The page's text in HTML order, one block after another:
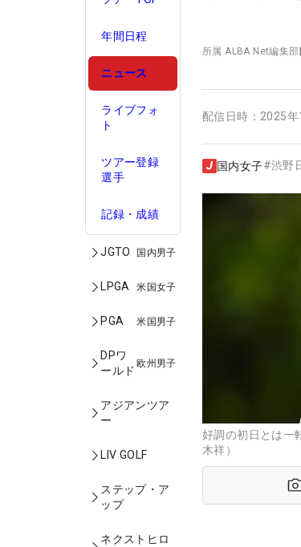
年間日程
ニュース
ライブフォ
ト
ツアー登録
選手
記録・成績
JGTO 国内男子
LPGA 米国女子
PGA 米国男子
DPワ
ールド
欧州男子
アジアンツア
ー
LIV GOLF
ステップ・ア
ップ
ネクストヒロ
所属ALBA Net編集部
配信日時： 2025
国内女子#渋野
好調の初日とは一
木祥）